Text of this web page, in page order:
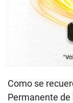
Como se
Permanente